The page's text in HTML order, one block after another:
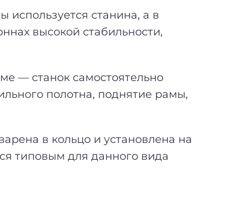
используется станина, а в
высокой стабильности,
— станок самостоятельно
полотна, поднятие рамы,
в кольцо и установлена на
типовым для данного вида